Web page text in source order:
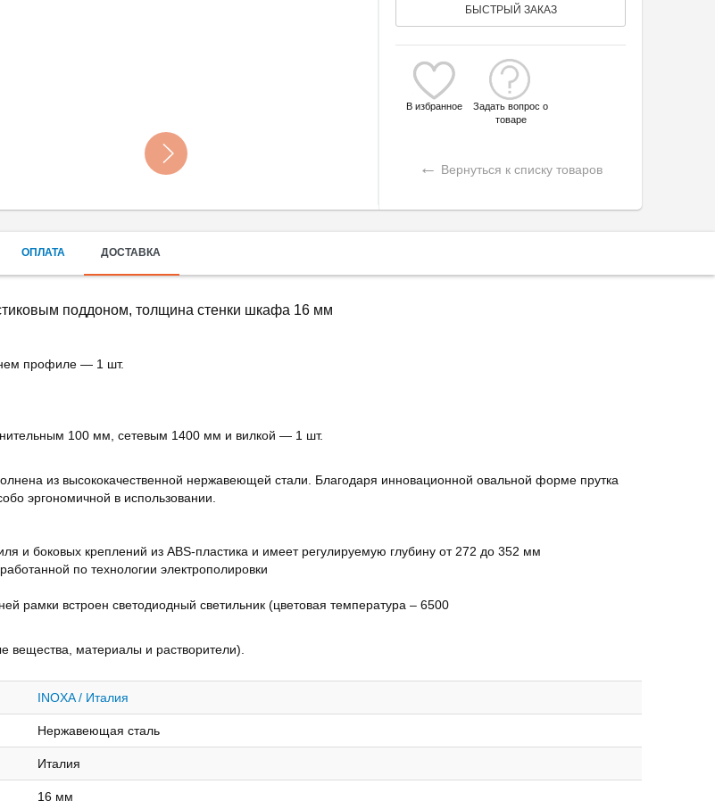
БЫСТРЫЙ ЗАКАЗ
В избранное
Задать вопрос о
товаре
← Вернуться к списку товаров
ОПЛАТА ДОСТАВКА
поддоном, толщина стенки шкафа 16 мм
профиле — 1 шт.
100 мм, сетевым 1400 мм и вилкой — 1 шт.
из высококачественной нержавеющей стали. Благодаря инновационной овальной форме прутка
эргономичной в использовании.
и боковых креплений из ABS-пластика и имеет регулируемую глубину от 272 до 352 мм
по технологии электрополировки
рамки встроен светодиодный светильник (цветовая температура – 6500
вещества, материалы и растворители).
INOXA / Италия
Нержавеющая сталь
Италия
16 мм